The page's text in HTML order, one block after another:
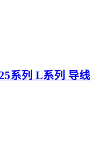
系列 L系列 导线